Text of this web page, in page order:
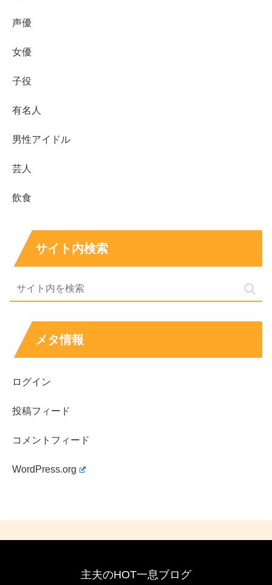
恋愛面は断定せず、公開情報の範囲で見るのが安心
です。
プロゴルファーです。
す。
ショートアイアンを得意とし、今後の成績にも注目
ていきたいですね。
声優
女優
子役
有名人
男性アイドル
芸人
飲食
サイト内検索
メタ情報
ログイン
投稿フィード
コメントフィード
WordPress.org
主夫のHOT一息ブログ